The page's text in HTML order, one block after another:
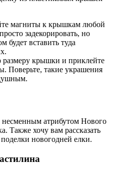
магниты к крышкам любой
задекорировать, но
будет вставить туда
крышки и приклейте
Поверьте, такие украшения
несменным атрибутом Нового
Также хочу вам рассказать
новогодней елки.